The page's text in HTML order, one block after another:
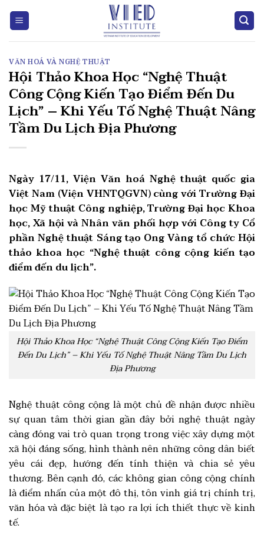
VĂN HOÁ VÀ NGHỆ THUẬT
Hội Thảo Khoa Học “Nghệ Thuật
Công Cộng Kiến Tạo Điểm Đến Du
Lịch” – Khi Yếu Tố Nghệ Thuật Nâng
Tầm Du Lịch Địa Phương
Ngày 17/11, Viện Văn hoá Nghệ thuật quốc gia
Việt Nam (Viện VHNTQGVN) cùng với Trường Đại
học Mỹ thuật Công nghiệp, Trường Đại học Khoa
học, Xã hội và Nhân văn phối hợp với Công ty Cổ
phần Nghệ thuật Sáng tạo Ong Vàng tổ chức Hội
thảo khoa học “Nghệ thuật công cộng kiến tạo
điểm đến du lịch”.
Hội Thảo Khoa Học “Nghệ Thuật Công Cộng Kiến Tạo Điểm
Đến Du Lịch” – Khi Yếu Tố Nghệ Thuật Nâng Tầm Du Lịch
Địa Phương
Nghệ thuật công cộng là một chủ đề nhận được nhiều
sự quan tâm thời gian gần đây bởi nghệ thuật ngày
càng đóng vai trò quan trọng trong việc xây dựng một
xã hội đáng sống, hình thành nên những công dân biết
yêu cái đẹp, hướng đến tính thiện và chia sẻ yêu
thương. Bên cạnh đó, các không gian công cộng chính
là điểm nhấn của một đô thị, tôn vinh giá trị chính trị,
văn hóa và đặc biệt là tạo ra lợi ích thiết thực về kinh
tế.